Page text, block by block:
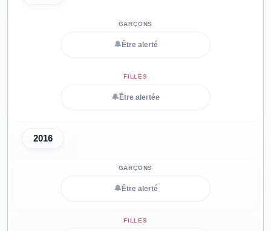
🔔 Être alerté
🔔 Être alertée
2016
🔔 Être alerté